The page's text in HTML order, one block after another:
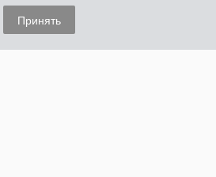
Принять